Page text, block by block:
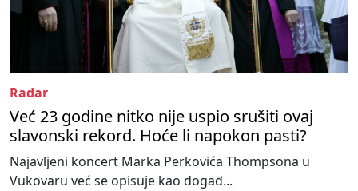
Radar
Već 23 godine nitko nije uspio srušiti ovaj
slavonski rekord. Hoće li napokon pasti?
Najavljeni koncert Marka Perkovića Thompsona u
Vukovaru već se opisuje kao događ...